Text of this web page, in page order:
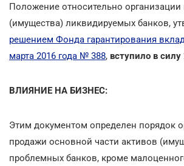
Положение относительно
(имущества) ликвидируемых банков,
решением Фонда гарантирования
марта 2016 года № 388, вступило в силу
ВЛИЯНИЕ НА БИЗНЕС:
Этим документом определен порядок
продажи основной части активов
проблемных банков, кроме